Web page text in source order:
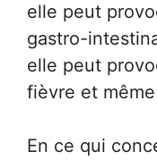
elle peut
gastro-
elle peut
fièvre et
En ce qui